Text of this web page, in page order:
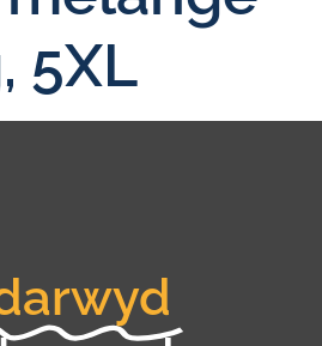
5XL